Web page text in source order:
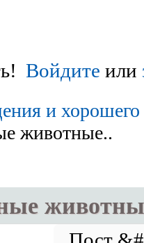
Войдите или
и хорошего
животные..